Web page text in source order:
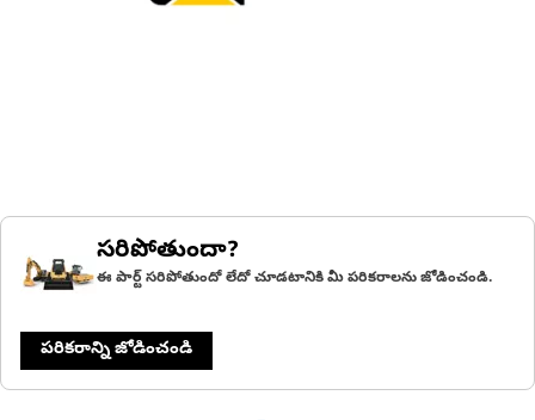
సరిపోతుందా?
ఈ పార్ట్ సరిపోతుందో లేదో చూడటానికి మీ పరికరాలను జోడించండి.
పరికరాన్ని జోడించండి